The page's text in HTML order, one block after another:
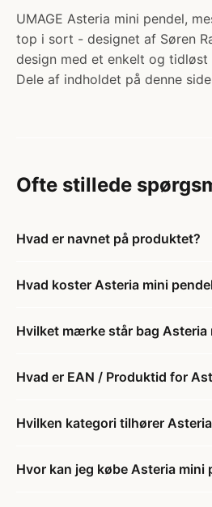
UMAGE Asteria mini pendel,
top i sort - designet af Søren
design med et enkelt og tidløst
Dele af indholdet på denne
Ofte stillede
Hvad er navnet på produktet?
Hvad koster Asteria mini
Hvilket mærke står bag
Hvad er EAN / Produktid for
Hvilken kategori tilhører
Hvor kan jeg købe Asteria mini